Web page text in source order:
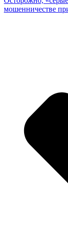
мошенничестве